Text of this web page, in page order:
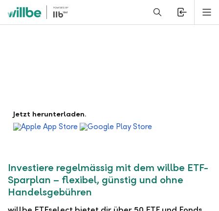
Alerts.Headline
Der ETF-Sparplan ohne Handelsgebühren
Jetzt herunterladen.
Investiere regelmässig mit dem willbe ETF-
Sparplan – flexibel, günstig und ohne
Handelsgebühren